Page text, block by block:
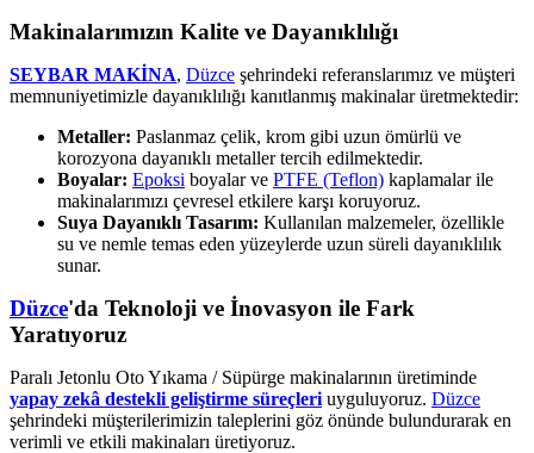
Makinalarımızın Kalite ve Dayanıklılığı
SEYBAR MAKİNA, Düzce şehrindeki referanslarımız ve müşteri
memnuniyetimizle dayanıklılığı kanıtlanmış makinalar üretmektedir:
Metaller: Paslanmaz çelik, krom gibi uzun ömürlü ve
korozyona dayanıklı metaller tercih edilmektedir.
Boyalar: Epoksi boyalar ve PTFE (Teflon) kaplamalar ile
makinalarımızı çevresel etkilere karşı koruyoruz.
Suya Dayanıklı Tasarım: Kullanılan malzemeler, özellikle
su ve nemle temas eden yüzeylerde uzun süreli dayanıklılık
sunar.
Düzce'da Teknoloji ve İnovasyon ile Fark
Yaratıyoruz
Paralı Jetonlu Oto Yıkama / Süpürge makinalarının üretiminde
yapay zekâ destekli geliştirme süreçleri uyguluyoruz. Düzce
şehrindeki müşterilerimizin taleplerini göz önünde bulundurarak en
verimli ve etkili makinaları üretiyoruz.